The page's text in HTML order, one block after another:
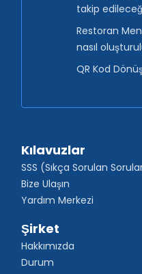
takip
Restoran
nasıl
QR Kod
Kılavuzlar
SSS (Sıkça Sorulan
Bize Ulaşın
Yardım Merkezi
Şirket
Hakkımızda
Durum